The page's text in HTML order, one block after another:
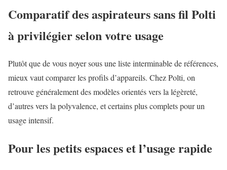
Comparatif des aspirateurs sans fil Polti
à privilégier selon votre usage
Plutôt que de vous noyer sous une liste interminable de références,
mieux vaut comparer les profils d’appareils. Chez Polti, on
retrouve généralement des modèles orientés vers la légèreté,
d’autres vers la polyvalence, et certains plus complets pour un
usage intensif.
Pour les petits espaces et l’usage rapide